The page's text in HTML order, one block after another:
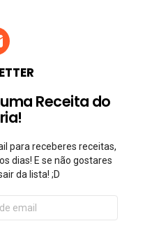
Receita do
para receberes receitas,
dias! E se não gostares
da lista! ;D